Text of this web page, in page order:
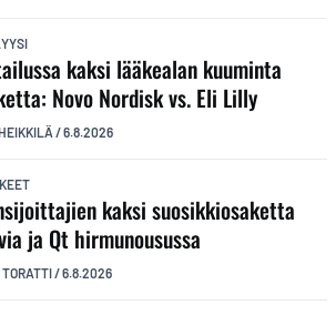
kaksi lääkealan kuuminta
Novo Nordisk vs. Eli Lilly
/6.8.2026
kaksi suosikkiosaketta
ja Qt hirmunousussa
/6.8.2026